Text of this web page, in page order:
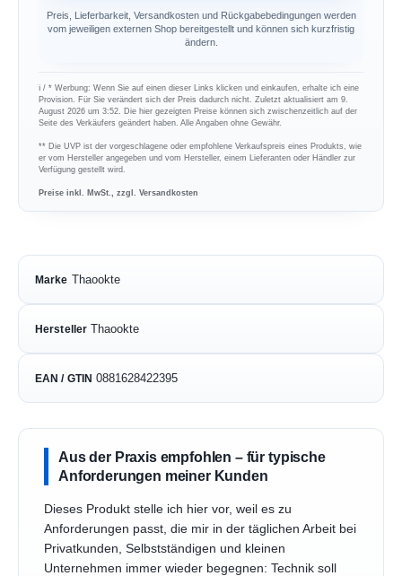
Preis, Lieferbarkeit, Versandkosten und Rückgabebedingungen werden
vom jeweiligen externen Shop bereitgestellt und können sich kurzfristig
ändern.
ℹ︎ / * Werbung: Wenn Sie auf einen dieser Links klicken und einkaufen, erhalte ich eine
Provision. Für Sie verändert sich der Preis dadurch nicht. Zuletzt aktualisiert am 9.
August 2026 um 3:52. Die hier gezeigten Preise können sich zwischenzeitlich auf der
Seite des Verkäufers geändert haben. Alle Angaben ohne Gewähr.
** Die UVP ist der vorgeschlagene oder empfohlene Verkaufspreis eines Produkts, wie
er vom Hersteller angegeben und vom Hersteller, einem Lieferanten oder Händler zur
Verfügung gestellt wird.
Preise inkl. MwSt., zzgl. Versandkosten
Marke Thaookte
Hersteller Thaookte
EAN / GTIN 0881628422395
Aus der Praxis empfohlen – für typische
Anforderungen meiner Kunden
Dieses Produkt stelle ich hier vor, weil es zu
Anforderungen passt, die mir in der täglichen Arbeit bei
Privatkunden, Selbstständigen und kleinen
Unternehmen immer wieder begegnen: Technik soll